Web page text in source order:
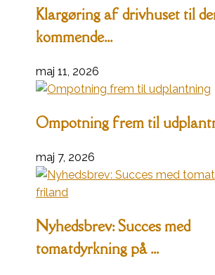
Klargøring af drivhuset til
kommende...
maj 11, 2026
Ompotning frem til
maj 7, 2026
Nyhedsbrev: Succes med
tomatdyrkning på ...